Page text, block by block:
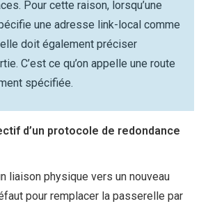
Pour cette raison, lorsqu’une
une adresse link-local comme
doit également préciser
C’est ce qu’on appelle une route
spécifiée.
d’un protocole de redondance
liaison physique vers un nouveau
pour remplacer la passerelle par